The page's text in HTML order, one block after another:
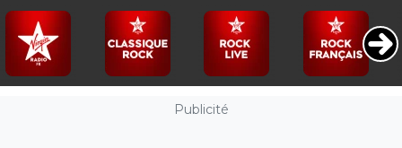
Publicité